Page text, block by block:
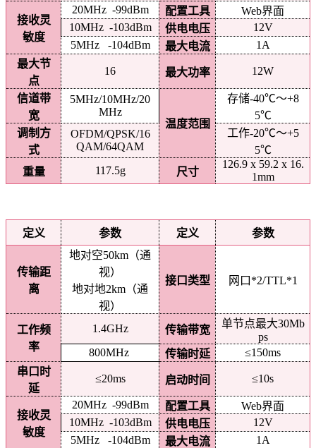
接收灵
敏度
20MHz -99dBm 配置工具
Web界面
10MHz -103dBm
供电电压
12V
5MHz -104dBm
最大电流
1A
最大节
点
16 最大功率 12W
信道带
宽
5MHz/10MHz/20
MHz
温度范围
存储-40℃～+8
5℃
调制方
式
OFDM/QPSK/16
QAM/64QAM
工作-20℃～+5
5℃
重量
117.5g 尺寸
126.9 x 59.2 x 16.
1mm
定义 参数 定义 参数
传输距
离
地对空50km（通
视）
地对地2km（通
视）
接口类型 网口*2/TTL*1
工作频
率
1.4GHz 传输带宽
单节点最大30Mb
ps
800MHz
传输时延
≤150ms
串口时
延
≤20ms 启动时间 ≤10s
接收灵
敏度
20MHz -99dBm 配置工具
Web界面
10MHz -103dBm
供电电压
12V
5MHz -104dBm
最大电流
1A